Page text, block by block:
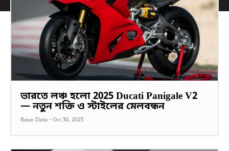
ভারতে লঞ্চ হলো 2025 Ducati Panigale V2
— নতুন শক্তি ও স্টাইলের মেলবন্ধন
Ratan Datta - Oct 30, 2025